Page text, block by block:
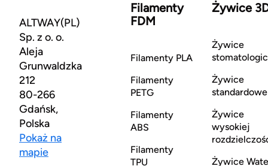
ALTWAY(PL)
Sp. z o. o.
Aleja
Grunwaldzka
212
80-266
Gdańsk,
Polska
Pokaż na
mapie
Filamenty
FDM
Filamenty PLA
Filamenty
PETG
Filamenty
ABS
Filamenty
TPU
Żywice
Żywice
Żywice
standardowe
Żywice
wysokiej
Żywice